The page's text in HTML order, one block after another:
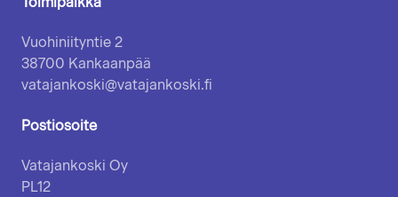
Vuohiniityntie 2
38700 Kankaanpää
vatajankoski@vatajankoski.fi
Postiosoite
Vatajankoski Oy
PL12